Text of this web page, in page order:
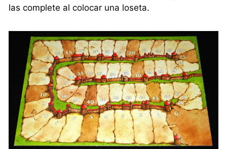
las complete al colocar una loseta.